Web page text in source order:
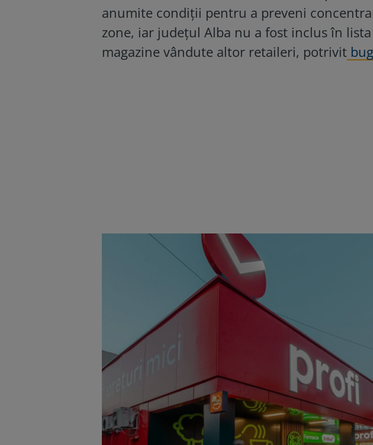
anumite condiții pentru a preveni
zone, iar județul Alba nu a fost inclus în
magazine vândute altor retaileri, potrivit